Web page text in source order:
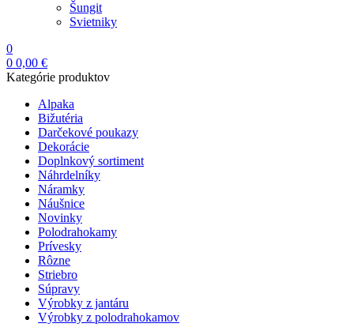
Šungit
Svietniky
0
0 0,00 €
Kategórie produktov
Alpaka
Bižutéria
Darčekové poukazy
Dekorácie
Doplnkový sortiment
Náhrdelníky
Náramky
Náušnice
Novinky
Polodrahokamy
Prívesky
Rôzne
Striebro
Súpravy
Výrobky z jantáru
Výrobky z polodrahokamov